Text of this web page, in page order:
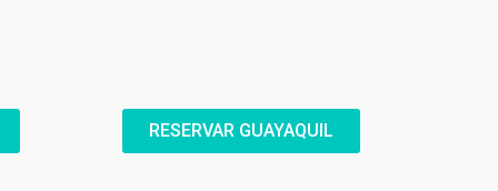
RESERVAR GUAYAQUIL